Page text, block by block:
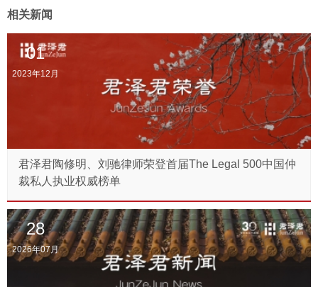
相关新闻
01
2023年12月
君泽君陶修明、刘驰律师荣登首届The Legal 500中国仲
裁私人执业权威榜单
28
2026年07月